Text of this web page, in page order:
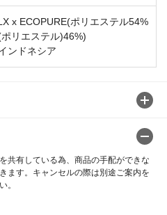
x ECOPURE(ポリエステル54%
リエステル)46%)
ンドネシア
共有している為、商品の手配ができな
ます。キャンセルの際は別途ご案内を
。